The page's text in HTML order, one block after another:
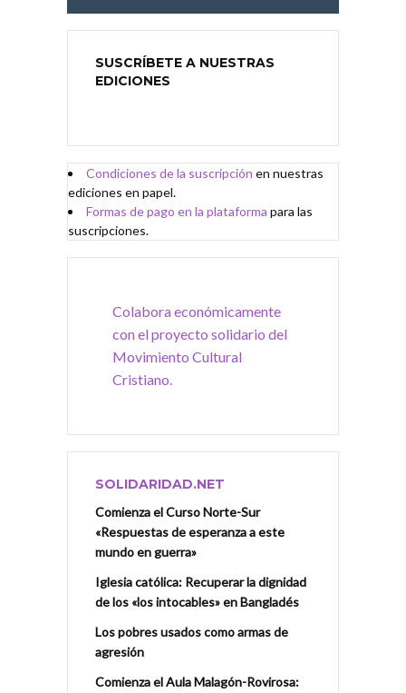
SUSCRÍBETE A NUESTRAS
EDICIONES
Condiciones dela suscripción en nuestras
ediciones en papel.
Formas de pago en la plataforma para las
suscripciones.
Colabora económicamente
con el proyecto solidario del
Movimiento Cultural
Cristiano.
SOLIDARIDAD.NET
Comienza el Curso Norte-Sur
«Respuestas de esperanza a este
mundo en guerra»
Iglesia católica: Recuperar la dignidad
de los «los intocables» en Bangladés
Los pobres usados como armas de
agresión
Comienza el Aula Malagón-Rovirosa: